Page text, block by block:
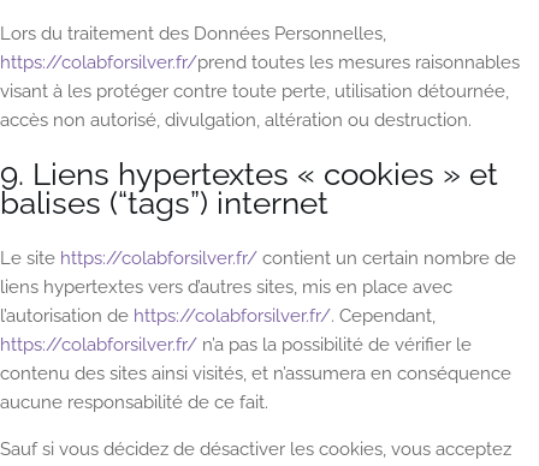
Lors du traitement des Données Personnelles,
https://colabforsilver.fr/prend toutes les mesures raisonnables
visant à les protéger contre toute perte, utilisation détournée,
accès non autorisé, divulgation, altération ou destruction.
9. Liens hypertextes « cookies » et
balises (“tags”) internet
Le site https://colabforsilver.fr/ contient un certain nombre de
liens hypertextes vers d’autres sites, mis en place avec
l’autorisation de https://colabforsilver.fr/. Cependant,
https://colabforsilver.fr/ n’a pas la possibilité de vérifier le
contenu des sites ainsi visités, et n’assumera en conséquence
aucune responsabilité de ce fait.
Sauf si vous décidez de désactiver les cookies, vous acceptez